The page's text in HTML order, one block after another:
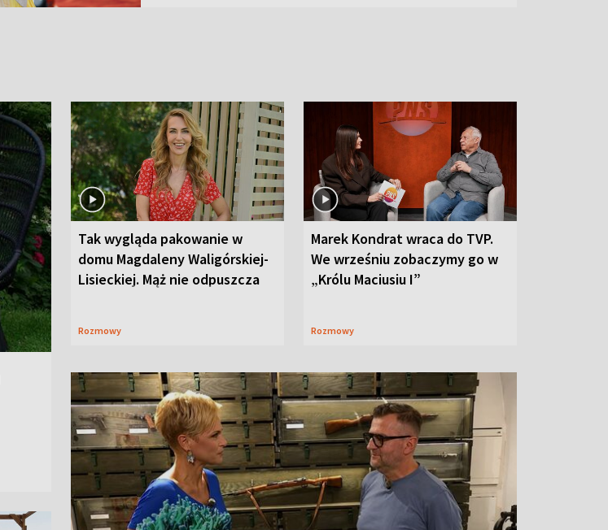
Tak wygląda pakowanie w
domu Magdaleny Waligórskiej-
Lisieckiej. Mąż nie odpuszcza
Rozmowy
Marek Kondrat wraca do TVP.
We wrześniu zobaczymy go w
„Królu Maciusiu I”
Rozmowy